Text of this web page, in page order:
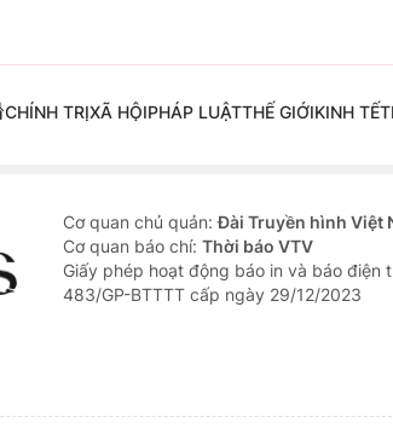
CHÍNH TRỊXÃ HỘIPHÁP LUẬTTHẾ GIỚIKINH TẾ
Cơ quan chủ quản:Đài Truyền hình Việt
Cơ quan báo chí: Thời báo VTV
Giấy phép hoạt động báo in và báo điện
483/GP-BTTTT cấp ngày 29/12/2023